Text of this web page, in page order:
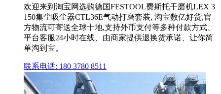
欢迎来到淘宝网选购德国FESTOOL费斯托干磨机LEX 3
150集尘吸尘器CTL36E气动打磨套装, 淘宝数亿好货,官
方物流可寄送全球十地,支持外币支付等多种付款方式、
平台客服24小时在线、由商家提供退换货承诺、让你简
单淘到宝。
联系电话: 180 3780 8511